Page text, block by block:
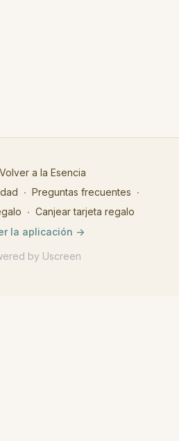
a la Esencia
∙ Preguntas frecuentes ∙
∙ Canjear tarjeta regalo
la aplicación ->
by Uscreen